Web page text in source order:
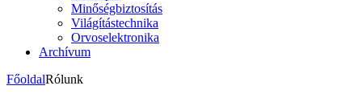
Minőségbiztosítás
Világítástechnika
Orvoselektronika
Archívum
FőoldalRólunk